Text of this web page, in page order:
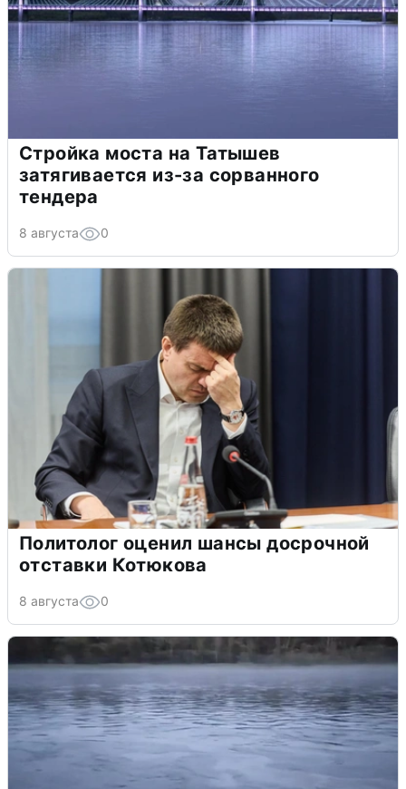
Стройка моста на Татышев
затягивается из-за сорванного
тендера
8 августа 0
Политолог оценил шансы досрочной
отставки Котюкова
8 августа 0